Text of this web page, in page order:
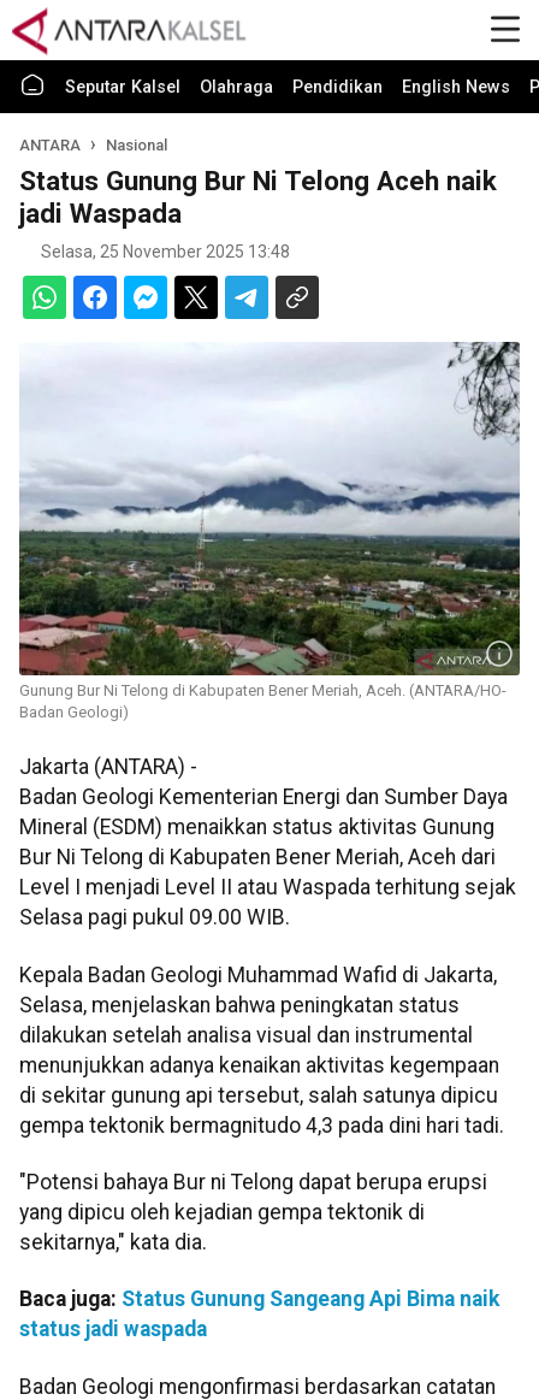
Seputar Kalsel Olahraga Pendidikan English News
ANTARA Nasional
Status Gunung Bur Ni Telong Aceh naik
jadi Waspada
Selasa, 25 November 2025 13:48
Gunung Bur Ni Telong di Kabupaten Bener Meriah, Aceh. (ANTARA/HO-
Badan Geologi)
Jakarta (ANTARA) -
Badan Geologi Kementerian Energi dan Sumber Daya
Mineral (ESDM) menaikkan status aktivitas Gunung
Bur Ni Telong di Kabupaten Bener Meriah, Aceh dari
Level I menjadi Level II atau Waspada terhitung sejak
Selasa pagi pukul 09.00 WIB.
Kepala Badan Geologi Muhammad Wafid di Jakarta,
Selasa, menjelaskan bahwa peningkatan status
dilakukan setelah analisa visual dan instrumental
menunjukkan adanya kenaikan aktivitas kegempaan
di sekitar gunung api tersebut, salah satunya dipicu
gempa tektonik bermagnitudo 4,3 pada dini hari tadi.
"Potensi bahaya Bur ni Telong dapat berupa erupsi
yang dipicu oleh kejadian gempa tektonik di
sekitarnya," kata dia.
Baca juga: Status Gunung Sangeang Api Bima naik
status jadi waspada
Badan Geologi mengonfirmasi berdasarkan catatan